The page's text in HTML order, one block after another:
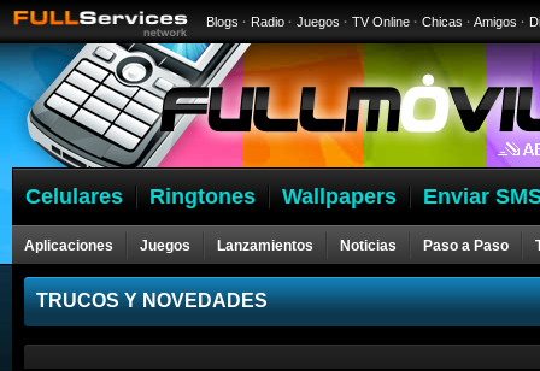
Blogs · Radio · Juegos · TV Online · Chicas · Amigos ·
Celulares Ringtones Wallpapers Enviar
Aplicaciones Juegos Lanzamientos Noticias Paso a Paso
Celulares
TRUCOS Y NOVEDADES